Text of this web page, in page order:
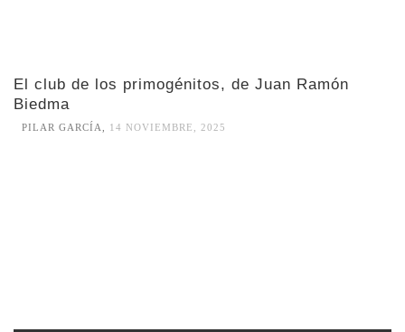
El club de los primogénitos, de Juan Ramón
Biedma
PILAR GARCÍA, 14 NOVIEMBRE, 2025